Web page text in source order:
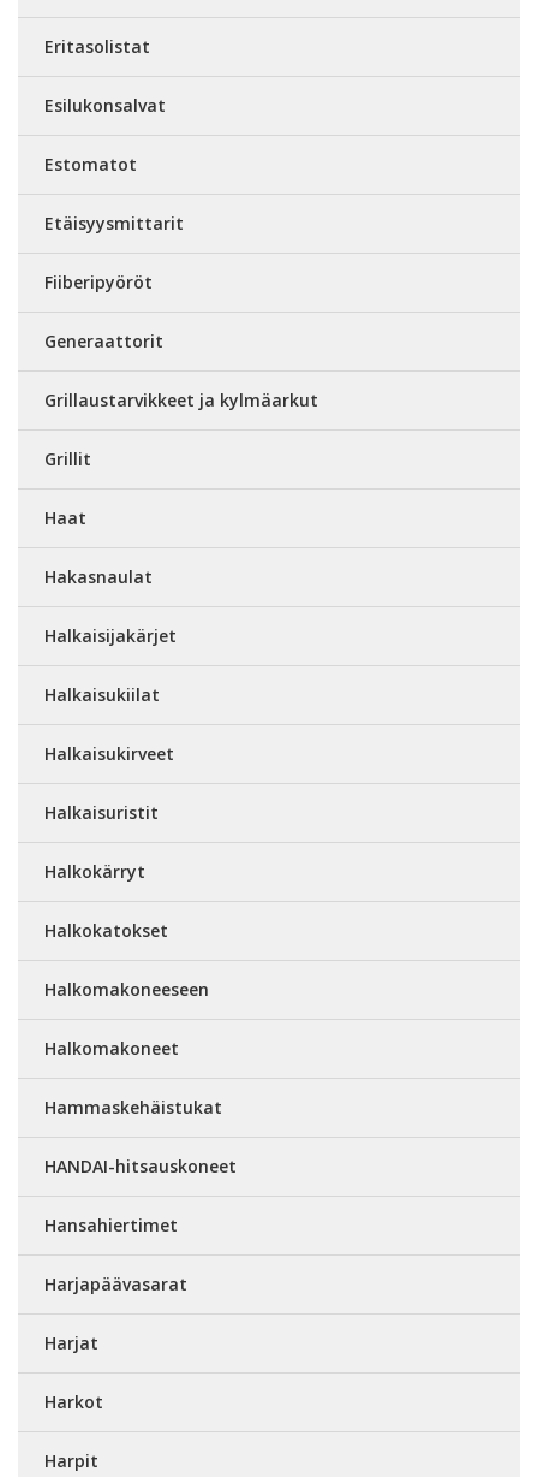
Eritasolistat
Esilukonsalvat
Estomatot
Etäisyysmittarit
Fiiberipyöröt
Generaattorit
Grillaustarvikkeet ja kylmäarkut
Grillit
Haat
Hakasnaulat
Halkaisijakärjet
Halkaisukiilat
Halkaisukirveet
Halkaisuristit
Halkokärryt
Halkokatokset
Halkomakoneeseen
Halkomakoneet
Hammaskehäistukat
HANDAI-hitsauskoneet
Hansahiertimet
Harjapäävasarat
Harjat
Harkot
Harpit